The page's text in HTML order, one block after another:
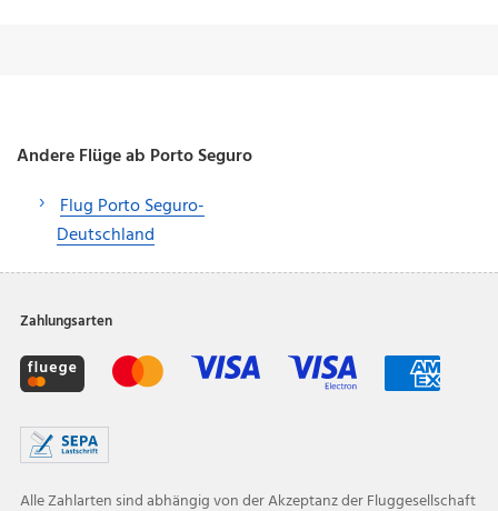
Andere Flüge ab Porto Seguro
Flug Porto Seguro-
Deutschland